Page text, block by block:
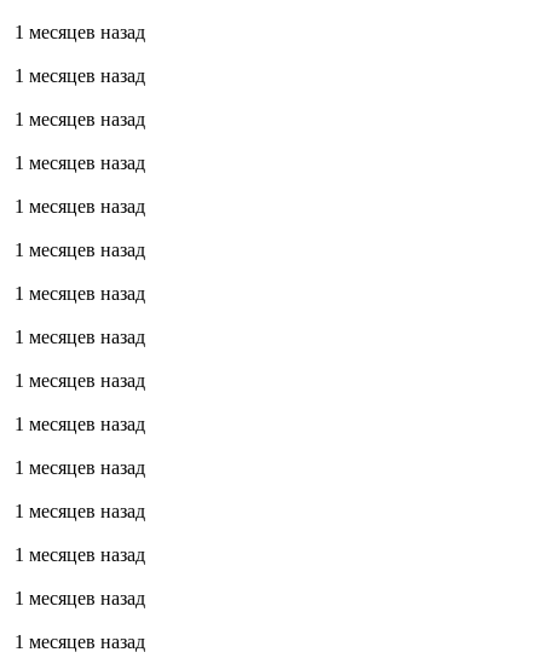
1 месяцев назад
1 месяцев назад
1 месяцев назад
1 месяцев назад
1 месяцев назад
1 месяцев назад
1 месяцев назад
1 месяцев назад
1 месяцев назад
1 месяцев назад
1 месяцев назад
1 месяцев назад
1 месяцев назад
1 месяцев назад
1 месяцев назад